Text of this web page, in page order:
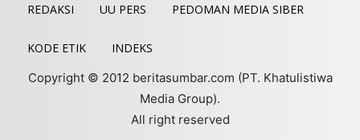
REDAKSI UU PERS PEDOMAN MEDIA SIBER
KODE ETIK
INDEKS
Copyright © 2012 beritasumbar.com (PT. Khatulistiwa
Media Group).
All right reserved